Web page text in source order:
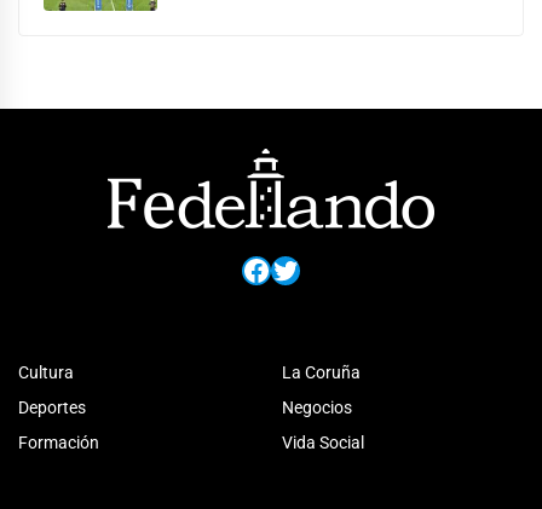
Facebook
Twitter
Cultura
Deportes
Formación
La Coruña
Negocios
Vida Social